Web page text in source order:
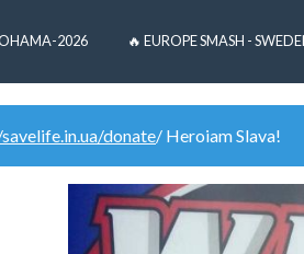
2026 🔥 EUROPE SMASH -
donate/ Heroiam Slava!